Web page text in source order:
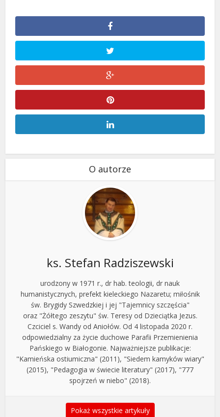
O autorze
ks. Stefan Radziszewski
urodzony w 1971 r., dr hab. teologii, dr nauk
humanistycznych, prefekt kieleckiego Nazaretu; miłośnik
św. Brygidy Szwedzkiej i jej "Tajemnicy szczęścia"
oraz "Żółtego zeszytu" św. Teresy od Dzieciątka Jezus.
Czciciel s. Wandy od Aniołów. Od 4 listopada 2020 r.
odpowiedzialny za życie duchowe Parafii Przemienienia
Pańskiego w Białogonie. Najważniejsze publikacje:
"Kamieńska ostiumiczna" (2011), "Siedem kamyków wiary"
(2015), "Pedagogia w świecie literatury" (2017), "777
spojrzeń w niebo" (2018).
Pokaż wszystkie artykuły